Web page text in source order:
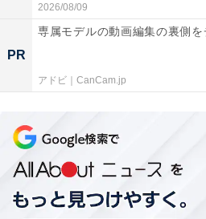
［テイクアウト］お子様ラン
格：税込390円）
2026/08/09
PR
専属モデルの動画編集の裏側
アドビ｜CanCam.jp